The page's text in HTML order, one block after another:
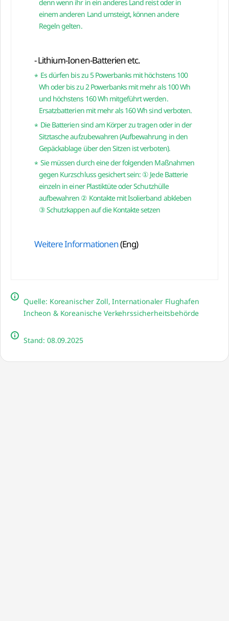
denn wenn ihr in ein anderes Land reist oder in
einem anderen Land umsteigt, können andere
Regeln gelten.
- Lithium-Ionen-Batterien etc.
Es dürfen bis zu 5 Powerbanks mit höchstens 100
Wh oder bis zu 2 Powerbanks mit mehr als 100 Wh
und höchstens 160 Wh mitgeführt werden.
Ersatzbatterien mit mehr als 160 Wh sind verboten.
Die Batterien sind am Körper zu tragen oder in der
Sitztasche aufzubewahren (Aufbewahrung in den
Gepäckablage über den Sitzen ist verboten).
Sie müssen durch eine der folgenden Maßnahmen
gegen Kurzschluss gesichert sein: ① Jede Batterie
einzeln in einer Plastiktüte oder Schutzhülle
aufbewahren ② Kontakte mit Isolierband abkleben
③ Schutzkappen auf die Kontakte setzen
Weitere Informationen(Eng)
Quelle: Koreanischer Zoll, Internationaler Flughafen
Incheon & Koreanische Verkehrssicherheitsbehörde
Stand: 08.09.2025